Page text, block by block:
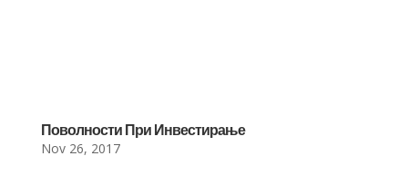
Поволности При Инвестирање
Nov 26, 2017